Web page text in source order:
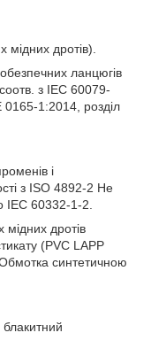
мідних дротів).
ланцюгів
з IEC 60079-
1:2014, розділ
і
з ISO 4892-2 Не
IEC 60332-1-2.
дротів
(PVC LAPP
синтетичною